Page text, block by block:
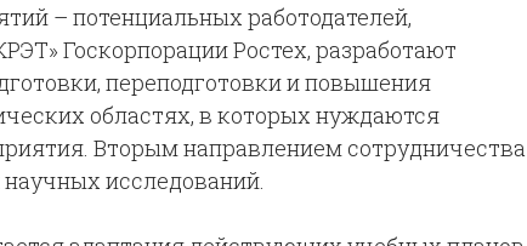
– потенциальных работодателей,
Госкорпорации Ростех, разработают
переподготовки и повышения
областях, в которых нуждаются
Вторым направлением сотрудничества
научных исследований.